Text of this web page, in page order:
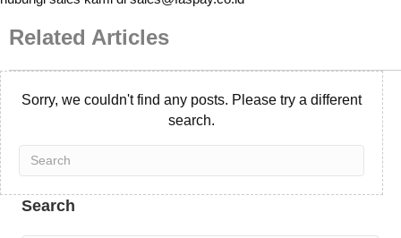
Related Articles
Sorry, we couldn't find any posts. Please try a different
search.
Search